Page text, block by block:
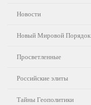
Новости
Новый Мировой Порядок
Просветленные
Российские элиты
Тайны Геополитики